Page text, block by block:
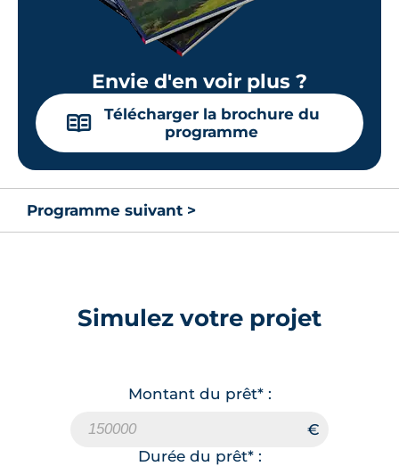
Envie d'en voir plus ?
📖
Télécharger la brochure du
programme
Programme suivant >
Simulez votre projet
Montant du prêt* :
Durée du prêt* :